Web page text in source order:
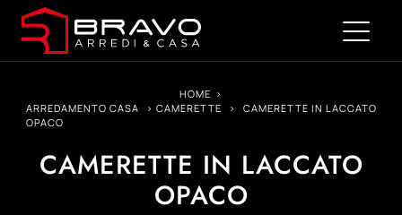
HOME >
ARREDAMENTO CASA
> CAMERETTE >
CAMERETTE IN LACCATO
OPACO
CAMERETTE IN LACCATO
OPACO